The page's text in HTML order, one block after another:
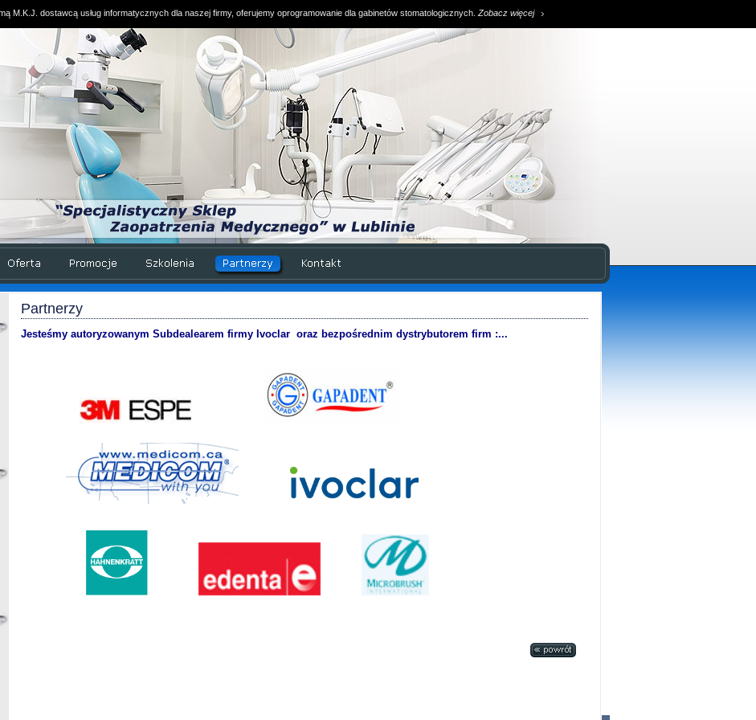
M.K.J. dostawcą usług informatycznych dla naszej firmy, oferujemy oprogramowanie dla gabinetów stomatologicznych. Zobacz więcej
Partnerzy
Jesteśmy autoryzowanym Subdealearem firmy Ivoclar oraz bezpośrednim dystrybutorem firm :...